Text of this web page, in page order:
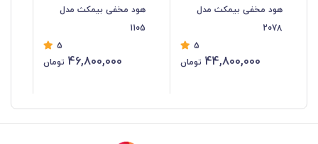
هود مخفی بیمکث مدل
2078
5
44,800,000 تومان
هود مخفی بیمکث مدل
1105
5
46,800,000 تومان